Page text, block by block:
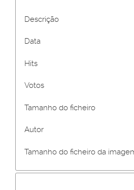
Descrição
Data
Hits
Votos
Tamanho do ficheiro
Autor
Tamanho do ficheiro da